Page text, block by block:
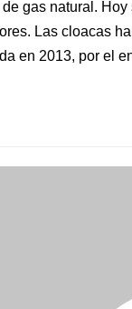
gas natural.
Las cloacas
en 2013, por el